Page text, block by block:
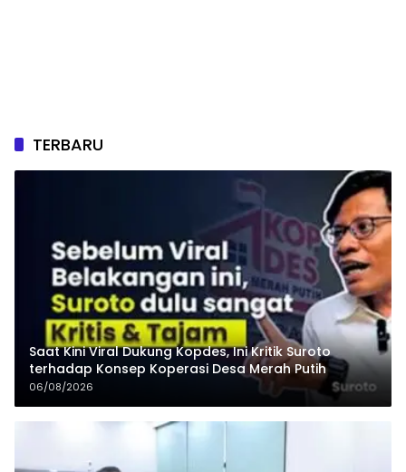
TERBARU
Saat Kini Viral Dukung Kopdes, Ini Kritik Suroto
terhadap Konsep Koperasi Desa Merah Putih
06/08/2026